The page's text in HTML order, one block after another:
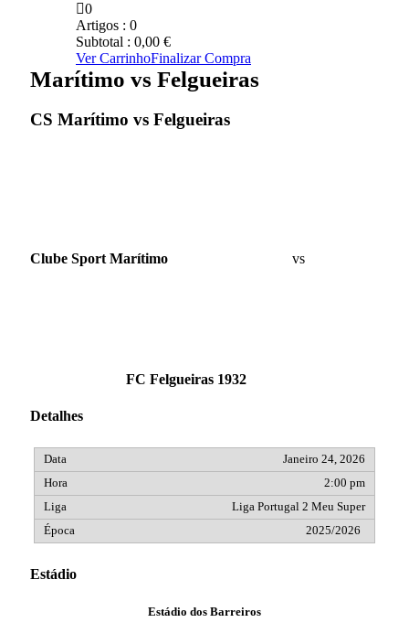
0
Artigos : 0
Subtotal : 0,00 €
Ver CarrinhoFinalizar Compra
Marítimo vs Felgueiras
CS Marítimo vs Felgueiras
Clube Sport Marítimo vs
FC Felgueiras 1932
Detalhes
Janeiro 24, 2026
2:00 pm
Liga Portugal 2 Meu Super
2025/2026
Estádio
Estádio dos Barreiros